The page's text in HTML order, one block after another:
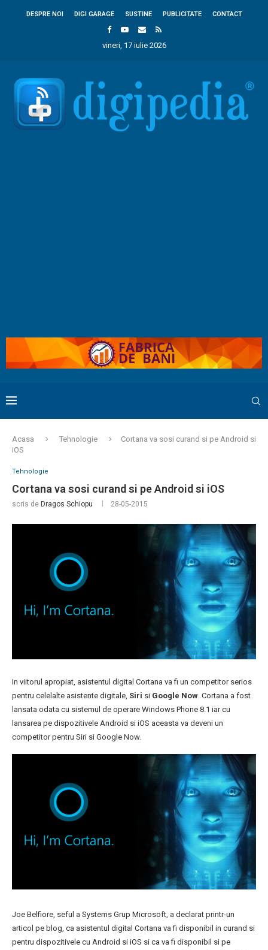
DESPRE NOI DIGI GARAGE SUSTINE PUBLICITATE CONTACT
vineri, 17 iulie 2026
Acasa Tehnologie
Cortana va sosi curand si pe Android si
iOS
Tehnologie
Cortana va sosi curand si pe Android si iOS
scris de Dragos Schiopu 28-05-2015
In viitorul apropiat, asistentul digital Cortana va fi un competitor serios
pentru celelalte asistente digitale, Siri si Google Now. Cortana a fost
lansata odata cu sistemul de operare Windows Phone 8.1 iar cu
lansarea pe dispozitivele Android si iOS aceasta va deveni un
competitor pentru Siri si Google Now.
Joe Belfiore, seful a Systems Grup Microsoft, a declarat printr-un
articol pe blog, ca asistentul digital Cortana va fi disponibil in curand si
pentru dispozitivele cu Android si iOS si ca va fi disponibil si pe